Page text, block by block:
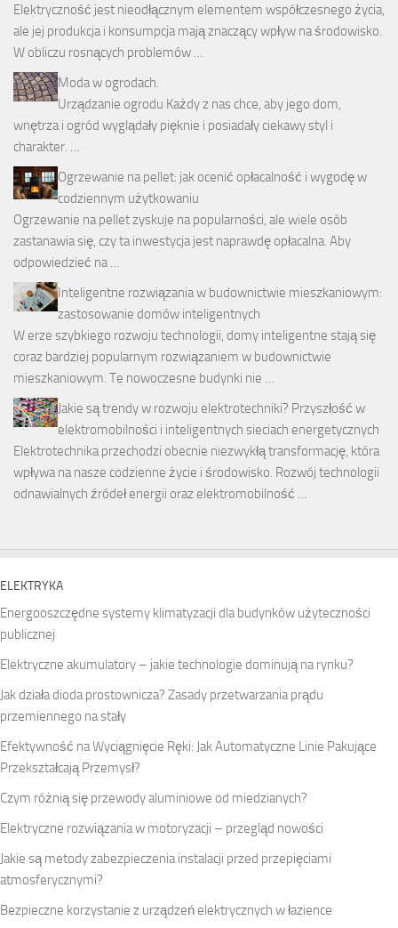
Elektryczność jest nieodłącznym elementem współczesnego życia,
ale jej produkcja i konsumpcja mają znaczący wpływ na środowisko.
W obliczu rosnących problemów …
Moda w ogrodach.
Urządzanie ogrodu Każdy z nas chce, aby jego dom,
wnętrza i ogród wyglądały pięknie i posiadały ciekawy styl i
charakter. …
Ogrzewanie na pellet: jak ocenić opłacalność i wygodę w
codziennym użytkowaniu
Ogrzewanie na pellet zyskuje na popularności, ale wiele osób
zastanawia się, czy ta inwestycja jest naprawdę opłacalna. Aby
odpowiedzieć na …
Inteligentne rozwiązania w budownictwie mieszkaniowym:
zastosowanie domów inteligentnych
W erze szybkiego rozwoju technologii, domy inteligentne stają się
coraz bardziej popularnym rozwiązaniem w budownictwie
mieszkaniowym. Te nowoczesne budynki nie …
Jakie są trendy w rozwoju elektrotechniki? Przyszłość w
elektromobilności i inteligentnych sieciach energetycznych
Elektrotechnika przechodzi obecnie niezwykłą transformację, która
wpływa na nasze codzienne życie i środowisko. Rozwój technologii
odnawialnych źródeł energii oraz elektromobilność …
ELEKTRYKA
Energooszczędne systemy klimatyzacji dla budynków użyteczności
publicznej
Elektryczne akumulatory – jakie technologie dominują na rynku?
Jak działa dioda prostownicza? Zasady przetwarzania prądu
przemiennego na stały
Efektywność na Wyciągnięcie Ręki: Jak Automatyczne Linie Pakujące
Przekształcają Przemysł?
Czym różnią się przewody aluminiowe od miedzianych?
Elektryczne rozwiązania w motoryzacji – przegląd nowości
Jakie są metody zabezpieczenia instalacji przed przepięciami
atmosferycznymi?
Bezpieczne korzystanie z urządzeń elektrycznych w łazience